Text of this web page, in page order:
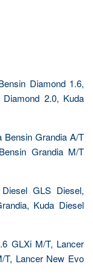
Diamond 1.6,
2.0, Kuda
Bensin Grandia A/T
Grandia M/T
GLS Diesel,
Kuda Diesel
GLXi M/T, Lancer
T, Lancer New Evo